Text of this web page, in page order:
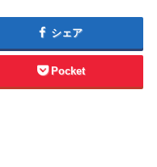
シェア
Pocket